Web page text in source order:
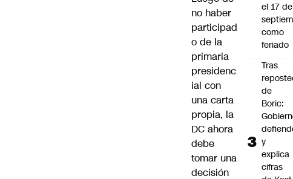
no haber
participad
o de la
primaria
presidenc
ial con
una carta
propia, la
DC ahora
debe
tomar una
decisión
el 17 de
como
feriado
Tras
de
Boric:
y
explica
cifras